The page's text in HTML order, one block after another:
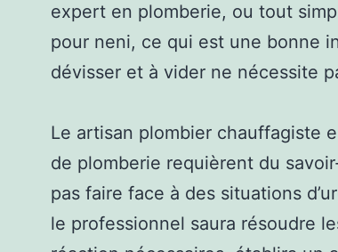
expert en plomberie, ou tout
pour neni, ce qui est une bonne
dévisser et à vider ne nécessite
Le artisan plombier chauffagiste
de plomberie requièrent du
pas faire face à des situations
le professionnel saura résoudre